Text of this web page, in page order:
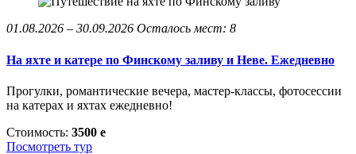
01.08.2026 – 30.09.2026 Осталось мест: 8
На яхте и катере по Финскому заливу и Неве. Ежедневно
Прогулки, романтические вечера, мастер-классы, фотосессии
на катерах и яхтах ежедневно!
Стоимость: 3500 e
Посмотреть тур